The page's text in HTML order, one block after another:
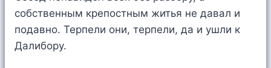
собственным крепостным житья не давал и
подавно. Терпели они, терпели, да и ушли к
Далибору.